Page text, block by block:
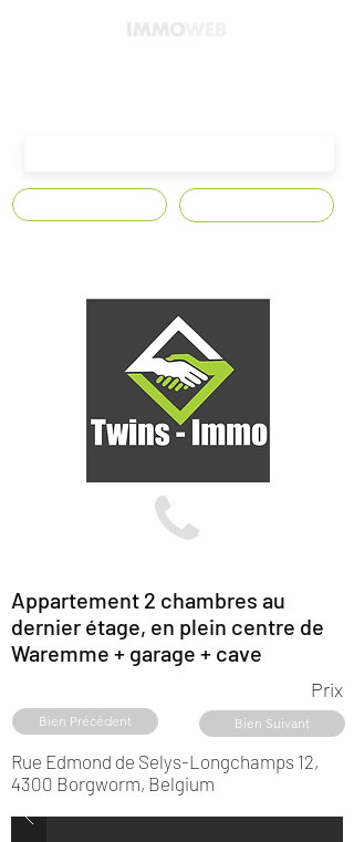
Appartement 2 chambres au
dernier étage, en plein centre de
Waremme + garage + cave
Prix
Rue Edmond de Selys-Longchamps 12,
4300 Borgworm, Belgium
Bien Suivant
Bien Précédent